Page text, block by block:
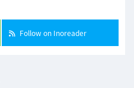
Follow on Inoreader